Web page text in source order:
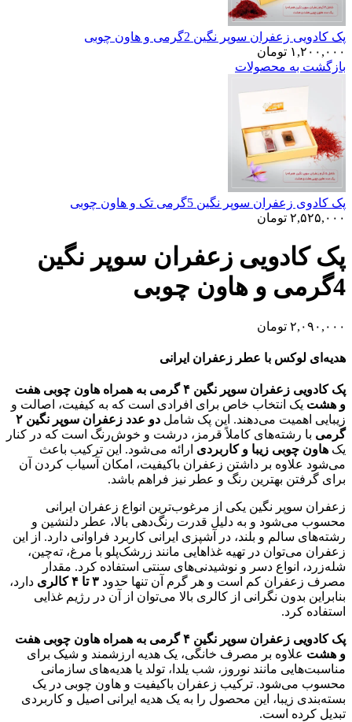
پک کادویی زعفران سوپر نگین 2گرمی و هاون چوبی
۱,۲۰۰,۰۰۰ تومان
بازگشت به محصولات
پک کادوی زعفران سوپر نگین 5گرمی تک و هاون چوبی
۲,۵۲۵,۰۰۰ تومان
پک کادویی زعفران سوپر نگین
4گرمی و هاون چوبی
۲,۰۹۰,۰۰۰ تومان
هدیه‌ای لوکس با عطر زعفران ایرانی
پک کادویی زعفران سوپر نگین ۴ گرمی به همراه هاون چوبی هفت
و هشت یک انتخاب خاص برای افرادی است که به کیفیت، اصالت و
زیبایی اهمیت می‌دهند. این پک شامل
دو عدد زعفران سوپر نگین ۲
گرمی با رشته‌های کاملاً قرمز، درشت و خوش‌رنگ است که در کنار
یک هاون چوبی زیبا و کاربردی ارائه می‌شود. این ترکیب باعث
می‌شود علاوه بر داشتن زعفران باکیفیت، امکان آسیاب کردن آن
برای گرفتن بهترین رنگ و عطر نیز فراهم باشد.
زعفران سوپر نگین یکی از مرغوب‌ترین انواع زعفران ایرانی
محسوب می‌شود و به دلیل قدرت رنگ‌دهی بالا، عطر دلنشین و
رشته‌های سالم و بلند، در آشپزی ایرانی کاربرد فراوانی دارد. از این
زعفران می‌توان در تهیه غذاهایی مانند زرشک‌پلو با مرغ، ته‌چین،
شله‌زرد، انواع دسر و نوشیدنی‌های سنتی استفاده کرد. مقدار
مصرف زعفران کم است و هر گرم آن تنها حدود ۳ تا ۴ کالری
دارد،
بنابراین بدون نگرانی از کالری بالا می‌توان از آن در رژیم غذایی
استفاده کرد.
پک کادویی زعفران سوپر نگین ۴ گرمی به همراه هاون چوبی هفت
و هشت علاوه بر مصرف خانگی، یک هدیه ارزشمند و شیک برای
مناسبت‌هایی مانند نوروز، شب یلدا، تولد یا هدیه‌های سازمانی
محسوب می‌شود. ترکیب زعفران باکیفیت و هاون چوبی در یک
بسته‌بندی زیبا، این محصول را به یک هدیه ایرانی اصیل و کاربردی
تبدیل کرده است.